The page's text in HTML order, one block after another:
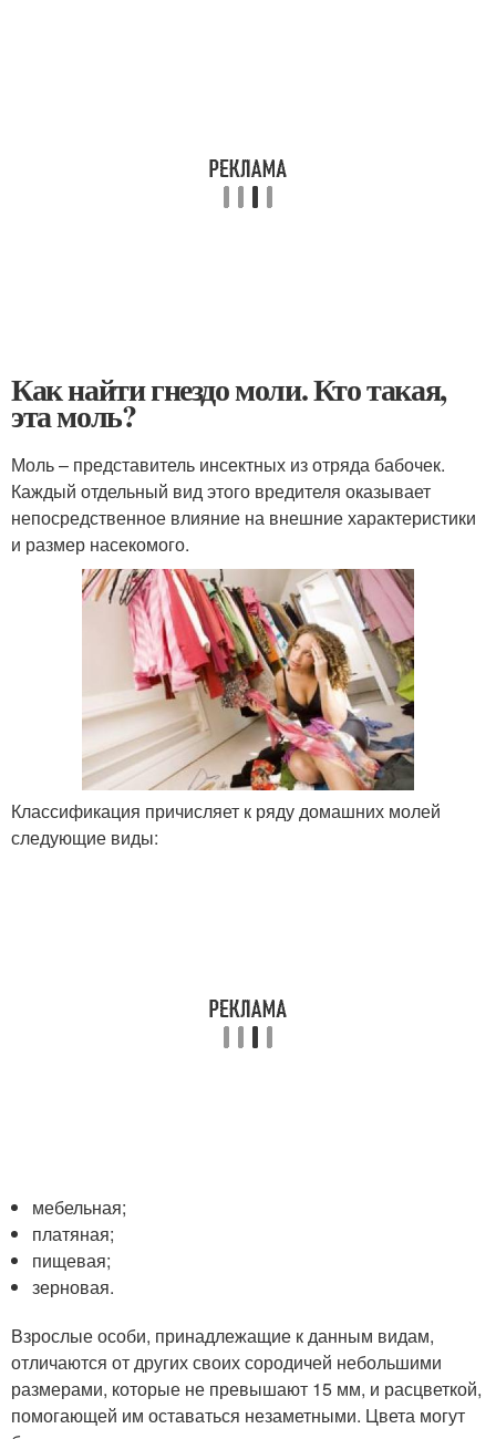
Как найти гнездо моли. Кто такая,
эта моль?
Моль – представитель инсектных из отряда бабочек.
Каждый отдельный вид этого вредителя оказывает
непосредственное влияние на внешние характеристики
и размер насекомого.
Классификация причисляет к ряду домашних молей
следующие виды:
мебельная;
платяная;
пищевая;
зерновая.
Взрослые особи, принадлежащие к данным видам,
отличаются от других своих сородичей небольшими
размерами, которые не превышают 15 мм, и расцветкой,
помогающей им оставаться незаметными. Цвета могут